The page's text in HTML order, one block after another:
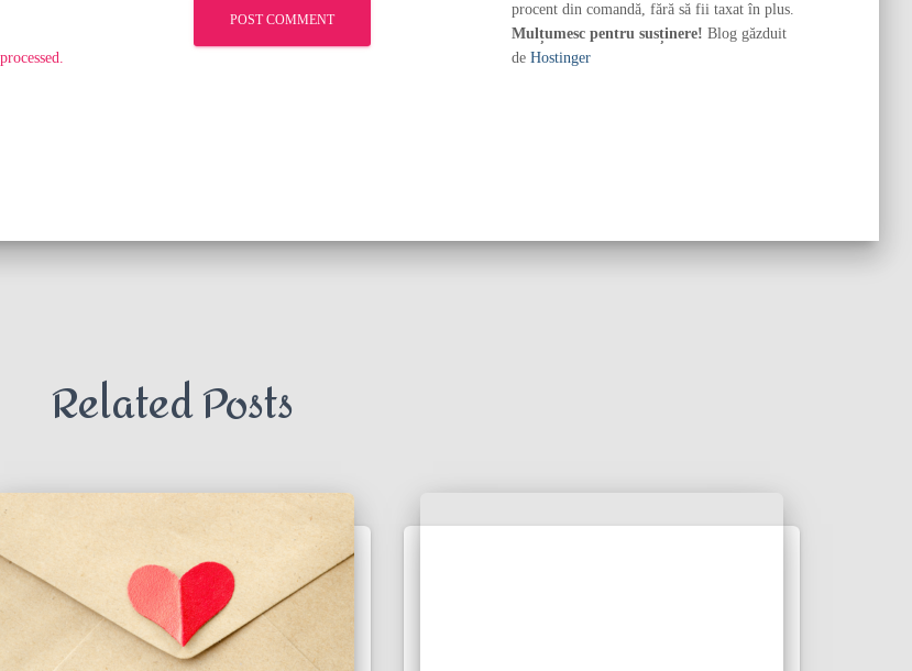
procent din comandă, fără să fii taxat în plus.
Mulțumesc pentru susținere! Blog găzduit
de Hostinger
Related Posts